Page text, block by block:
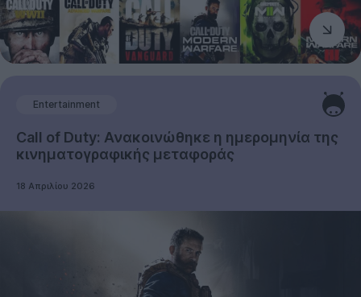
Entertainment
Call of Duty: Ανακοινώθηκε η ημερομηνία της
κινηματογραφικής μεταφοράς
18 Απριλίου 2026